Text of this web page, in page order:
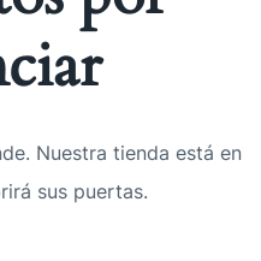
Nuestra tienda está en
sus puertas.